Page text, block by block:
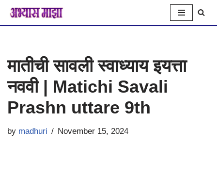
Skip
content
मातीची सावली स्वाध्याय इयत्ता
नववी | Matichi Savali
Prashn uttare 9th
by madhuri November 15, 2024